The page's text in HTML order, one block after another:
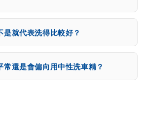
是就代表洗得比較好？
常還是會偏向用中性洗車精？